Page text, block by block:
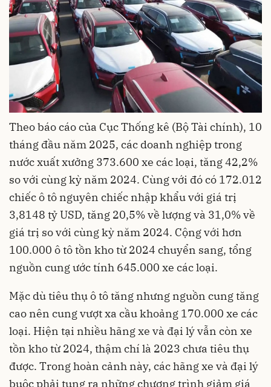
Theo báo cáo của Cục Thống kê (Bộ Tài chính), 10
tháng đầu năm 2025, các doanh nghiệp trong
nước xuất xưởng 373.600 xe các loại, tăng 42,2%
so với cùng kỳ năm 2024. Cùng với đó có 172.012
chiếc ô tô nguyên chiếc nhập khẩu với giá trị
3,8148 tỷ USD, tăng 20,5% về lượng và 31,0% về
giá trị so với cùng kỳ năm 2024. Cộng với hơn
100.000 ô tô tồn kho từ 2024 chuyển sang, tổng
nguồn cung ước tính 645.000 xe các loại.
Mặc dù tiêu thụ ô tô tăng nhưng nguồn cung tăng
cao nên cung vượt xa cầu khoảng 170.000 xe các
loại. Hiện tại nhiều hãng xe và đại lý vẫn còn xe
tồn kho từ 2024, thậm chí là 2023 chưa tiêu thụ
được. Trong hoàn cảnh này, các hãng xe và đại lý
buộc phải tung ra những chương trình giảm giá